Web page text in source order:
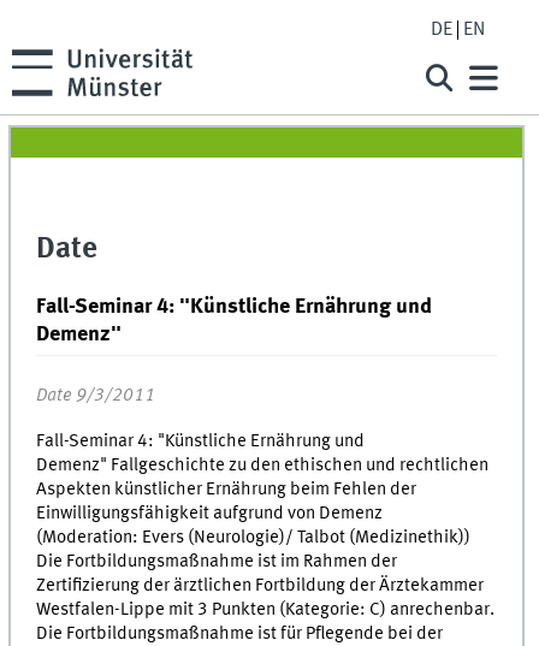
DE EN
Date
Fall-Seminar 4: "Künstliche Ernährung und
Demenz"
Date 9/3/2011
Fall-Seminar 4: "Künstliche Ernährung und
Demenz" Fallgeschichte zu den ethischen und rechtlichen
Aspekten künstlicher Ernährung beim Fehlen der
Einwilligungsfähigkeit aufgrund von Demenz
(Moderation: Evers (Neurologie)/ Talbot (Medizinethik))
Die Fortbildungsmaßnahme ist im Rahmen der
Zertifizierung der ärztlichen Fortbildung der Ärztekammer
Westfalen-Lippe mit 3 Punkten (Kategorie: C) anrechenbar.
Die Fortbildungsmaßnahme ist für Pflegende bei der